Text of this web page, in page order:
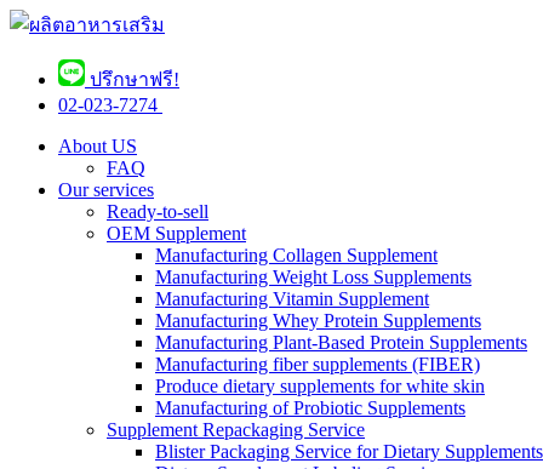
ปรึกษาฟรี!
02-023-7274 ​
About US
FAQ
Our services
Ready-to-sell
OEM Supplement
Manufacturing Collagen Supplement
Manufacturing Weight Loss Supplements
Manufacturing Vitamin Supplement
Manufacturing Whey Protein Supplements
Manufacturing Plant-Based Protein Supplements
Manufacturing fiber supplements (FIBER)
Produce dietary supplements for white skin
Manufacturing of Probiotic Supplements
Supplement Repackaging Service
Blister Packaging Service for Dietary Supplements​